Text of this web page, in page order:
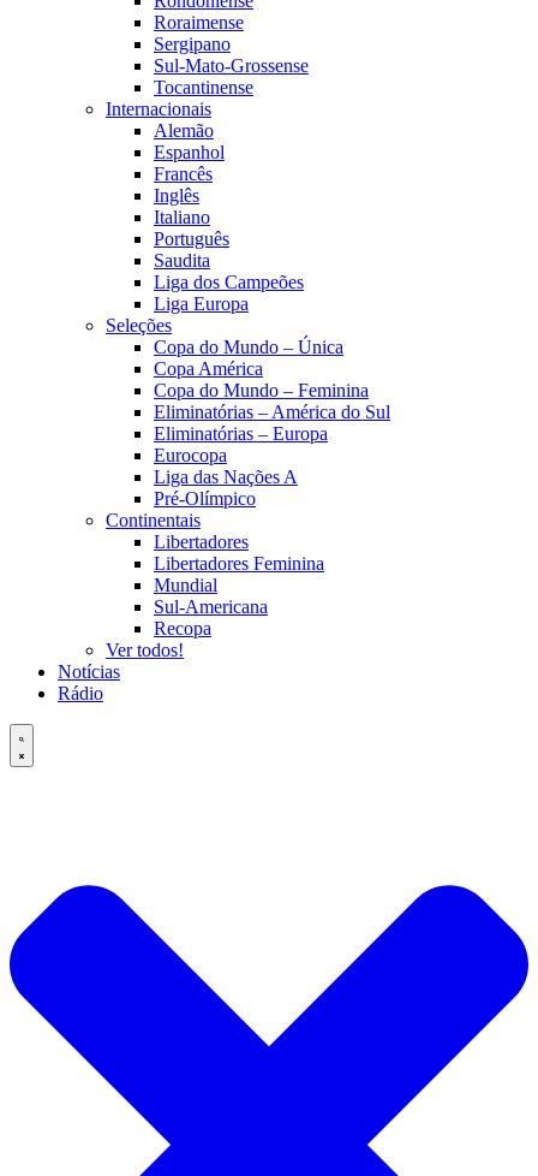
Roraimense
Sergipano
Sul-Mato-Grossense
Tocantinense
Internacionais
Alemão
Espanhol
Francês
Inglês
Italiano
Português
Saudita
Liga dos Campeões
Liga Europa
Seleções
Copa do Mundo – Única
Copa América
Copa do Mundo – Feminina
Eliminatórias – América do Sul
Eliminatórias – Europa
Eurocopa
Liga das Nações A
Pré-Olímpico
Continentais
Libertadores
Libertadores Feminina
Mundial
Sul-Americana
Recopa
Ver todos!
Notícias
Rádio